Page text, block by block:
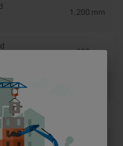
1.200 mm
650 mm